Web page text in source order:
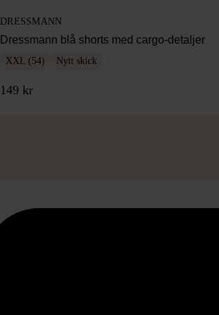
DRESSMANN
Dressmann blå shorts med cargo-detaljer
XXL (54) Nytt skick
149 kr